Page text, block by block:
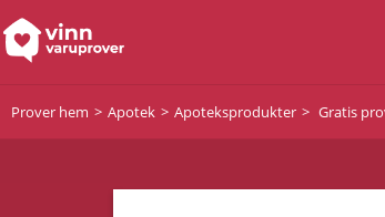
Prover hem Apotek Apoteksprodukter Gratis